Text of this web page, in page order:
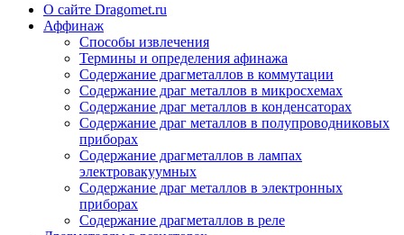
О сайте Dragomet.ru
Аффинаж
Способы извлечения
Термины и определения афинажа
Содержание драгметаллов в коммутации
Содержание драг металлов в микросхемах
Содержание драг металлов в конденсаторах
Содержание драг металлов в полупроводниковых
приборах
Содержание драгметаллов в лампах
электровакуумных
Содержание драг металлов в электронных
приборах
Содержание драгметаллов в реле